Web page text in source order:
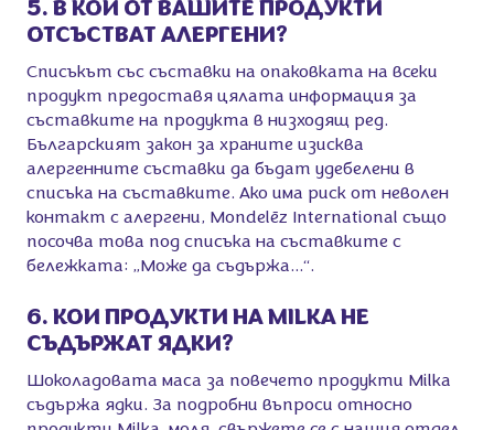
5. В КОИ ОТ ВАШИТЕ ПРОДУКТИ
ОТСЪСТВАТ АЛЕРГЕНИ?
Списъкът със съставки на опаковката на всеки
продукт предоставя цялата информация за
съставките на продукта в низходящ ред.
Българският закон за храните изисква
алергенните съставки да бъдат удебелени в
списъка на съставките. Ако има риск от неволен
контакт с алергени, Mondelēz International също
посочва това под списъка на съставките с
бележката: „Може да съдържа...“.
6. КОИ ПРОДУКТИ НА MILKA НЕ
СЪДЪРЖАТ ЯДКИ?
Шоколадовата маса за повечето продукти Milka
съдържа ядки. За подробни въпроси относно